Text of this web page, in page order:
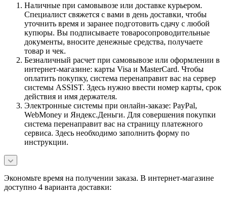
Наличные при самовывозе или доставке курьером.
Специалист свяжется с вами в день доставки, чтобы
уточнить время и заранее подготовить сдачу с любой
купюры. Вы подписываете товаросопроводительные
документы, вносите денежные средства, получаете
товар и чек.
Безналичный расчет при самовывозе или оформлении в
интернет-магазине: карты Visa и MasterCard. Чтобы
оплатить покупку, система перенаправит вас на сервер
системы ASSIST. Здесь нужно ввести номер карты, срок
действия и имя держателя.
Электронные системы при онлайн-заказе: PayPal,
WebMoney и Яндекс.Деньги. Для совершения покупки
система перенаправит вас на страницу платежного
сервиса. Здесь необходимо заполнить форму по
инструкции.
Экономьте время на получении заказа. В интернет-магазине
доступно 4 варианта доставки: